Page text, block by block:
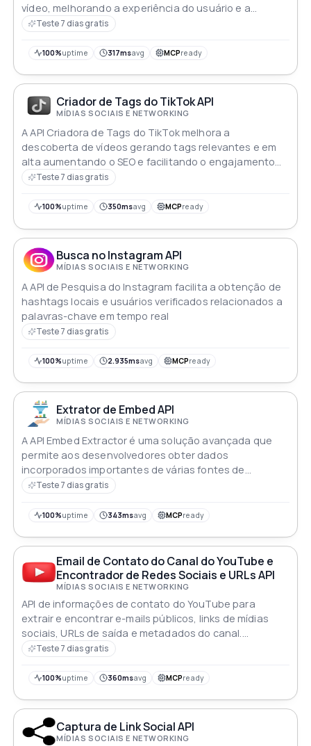
vídeo, melhorando a experiência do usuário e a
interação dentro da plataforma Facebook
Teste 7 dias gratis
100%uptime 317msavg MCPready
Criador de Tags do TikTok API
MÍDIAS SOCIAIS E NETWORKING
A API Criadora de Tags do TikTok melhora a
descoberta de vídeos gerando tags relevantes e em
alta aumentando o SEO e facilitando o engajamento
do público
Teste 7 dias gratis
100%uptime 350msavg MCPready
Busca no Instagram API
MÍDIAS SOCIAIS E NETWORKING
A API de Pesquisa do Instagram facilita a obtenção de
hashtags locais e usuários verificados relacionados a
palavras-chave em tempo real
Teste 7 dias gratis
100%uptime 2.935msavg MCPready
Extrator de Embed API
MÍDIAS SOCIAIS E NETWORKING
A API Embed Extractor é uma solução avançada que
permite aos desenvolvedores obter dados
incorporados importantes de várias fontes de
conteúdo incorporado encontradas na Internet de
web padrão de um post incorporado como um status
Teste 7 dias gratis
100%uptime 343msavg MCPready
Email de Contato do Canal do YouTube e
Encontrador de Redes Sociais e URLs API
MÍDIAS SOCIAIS E NETWORKING
API de informações de contato do YouTube para
extrair e encontrar e-mails públicos, links de mídias
sociais, URLs de saída e metadados do canal.
Projetado para equipes que precisam de busca rápida
dados, pesquisa de influenciadores, outreach e
Teste 7 dias gratis
100%uptime 360msavg MCPready
Captura de Link Social API
MÍDIAS SOCIAIS E NETWORKING